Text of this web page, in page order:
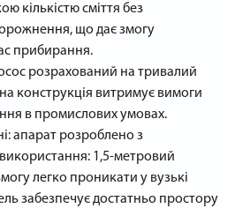
кількістю сміття без
що дає змогу
прибирання.
розрахований на тривалий
конструкція витримує вимоги
в промислових умовах.
апарат розроблено з
1,5-метровий
легко проникати у вузькі
забезпечує достатньо простору